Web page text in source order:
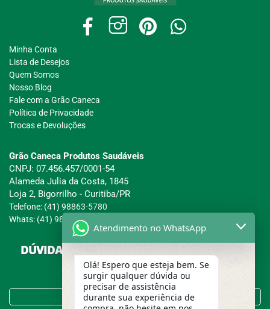
Minha Conta
Lista de Desejos
Quem Somos
Nosso Blog
Fale com a Grão Caneca
Política de Privacidade
Trocas e Devoluções
Grão Caneca Produtos Saudáveis
CNPJ: 07.456.457/0001-54
Alameda Julia da Costa, 1845
Loja 2, Bigorrilho - Curitiba/PR
Telefone: (41) 98863-5780
Whats: (41) 98863-5780
DÚVIDAS SOBRE COMPRAS, PAGAMENTOS E
ENTREGAS?
Tire suas Dúvidas no FAQ!
Atendimento no WhatsApp
Olá! Espero que esteja bem. Se
surgir qualquer dúvida ou
precisar de assistência
durante sua experiência de